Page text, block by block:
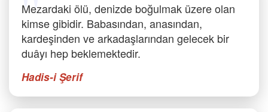
Mezardaki ölü, denizde boğulmak üzere olan
kimse gibidir. Babasından, anasından,
kardeşinden ve arkadaşlarından gelecek bir
duâyı hep beklemektedir.
Hadis-i Şerif